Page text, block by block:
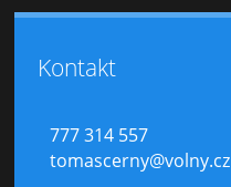
Kontakt
777 314 557
tomascerny@volny.cz